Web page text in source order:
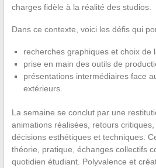
charges fidèle à la réalité des studios.
Dans ce contexte, voici les défis qui
recherches graphiques et choix de
prise en main des outils de
présentations intermédiaires face
extérieurs.
La semaine se conclut par une
animations réalisées, retours
décisions esthétiques et techniques.
théorie, pratique, échanges collectifs
quotidien étudiant. Polyvalence et